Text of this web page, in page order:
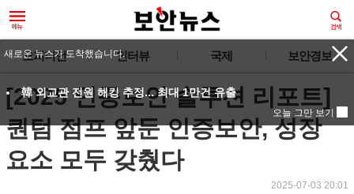
오피니언 인터뷰 국제 보안경보
[2025 인증보안 솔루션 리포트]
퀀텀 점프 앞둔 인증보안, 성장
요소 모두 갖췄다
2025-07-03 20:01
새로운 뉴스가 도착했습니다.
韓 외교관 전원 해킹 추정... 최대 1만건 유출
오늘 그만 보기